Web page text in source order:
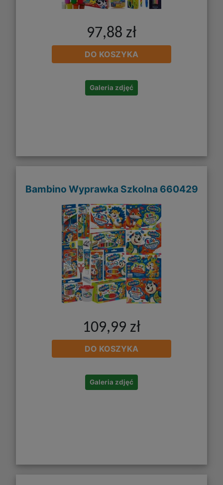
97,88 zł
DO KOSZYKA
Galeria zdjęć
Bambino Wyprawka Szkolna 660429
109,99 zł
DO KOSZYKA
Galeria zdjęć